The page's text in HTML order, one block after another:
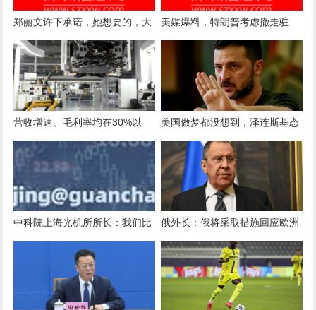
郑丽文许下承诺，她想要的，大
陆给得很爽快，蓝营一姐发话了
美媒爆料，特朗普考虑撤走驻
军，目的是为了惩罚欧洲
营收增速、毛利率均在30%以
上，苦熬10年的B2B机器人为什
么还难说赚钱？
美国做梦都没想到，泽连斯基态
度空前强硬，乌克兰拒绝任何割
土，对外释放信号非同寻常
中科院上海光机所所长：我们比
俄外长：俄将采取措施回应欧洲
非法使用被冻结俄资产